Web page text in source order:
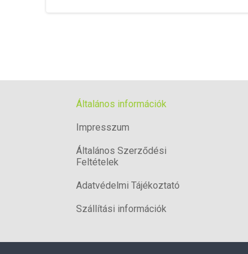
Általános információk
Impresszum
Általános Szerződési
Feltételek
Adatvédelmi Tájékoztató
Szállítási információk